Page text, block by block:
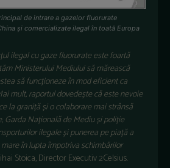
de intrare a gazelor fluorurate
și comercializate ilegal în toată Europa
ilegal cu gaze fluorurate este foartă
Ministerului Mediului să mărească
să funcționeze în mod eficient ca
mult, raportul dovedește că este nevoie
la graniță și o colaborare mai strânsă
Garda Națională de Mediu și poliție
ilegale și punerea pe piață a
în lupta împotriva schimbărilor
Stoica, Director Executiv 2Celsius.